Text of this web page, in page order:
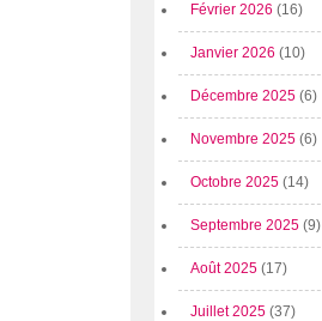
Février 2026 (16)
Janvier 2026 (10)
Décembre 2025 (6)
Novembre 2025 (6)
Octobre 2025 (14)
Septembre 2025 (9)
Août 2025 (17)
Juillet 2025 (37)